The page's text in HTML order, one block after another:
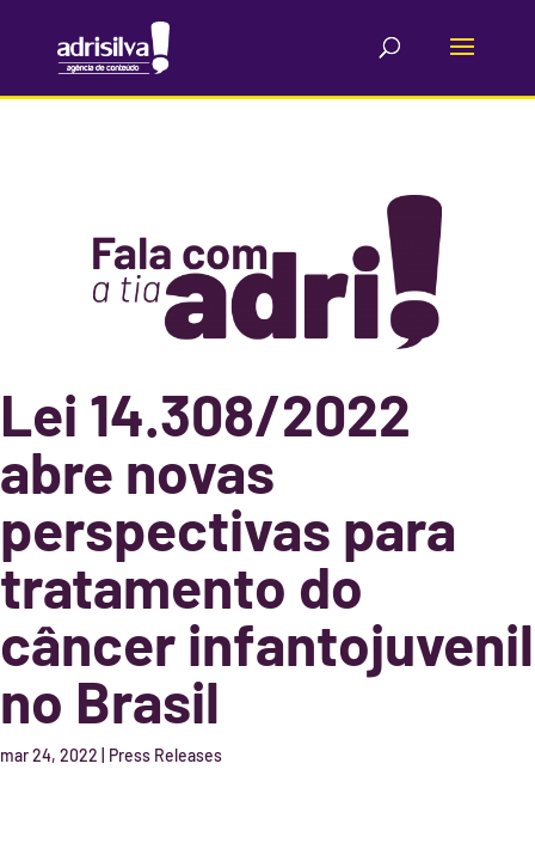
Lei 14.308/2022
abre novas
perspectivas para
tratamento do
câncer infantojuvenil
no Brasil
mar 24, 2022 Press Releases